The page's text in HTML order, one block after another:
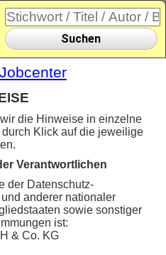
Suchen
die Hinweise in einzelne
Klick auf die jeweilige
Verantwortlichen
der Datenschutz-
anderer nationaler
sowie sonstiger
ist:
& Co. KG